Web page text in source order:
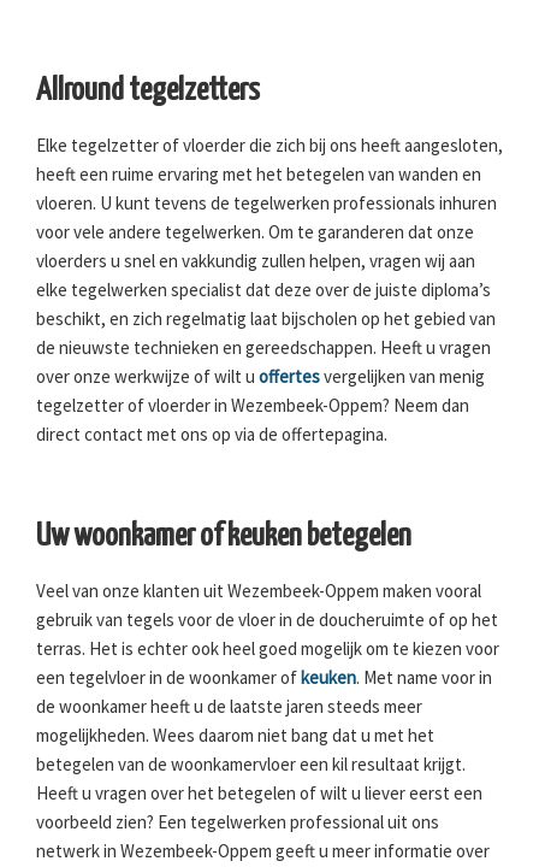
Allround tegelzetters
Elke tegelzetter of vloerder die zich bij ons heeft aangesloten,
heeft een ruime ervaring met het betegelen van wanden en
vloeren. U kunt tevens de tegelwerken professionals inhuren
voor vele andere tegelwerken. Om te garanderen dat onze
vloerders u snel en vakkundig zullen helpen, vragen wij aan
elke tegelwerken specialist dat deze over de juiste diploma’s
beschikt, en zich regelmatig laat bijscholen op het gebied van
de nieuwste technieken en gereedschappen. Heeft u vragen
over onze werkwijze of wilt u offertesvergelijken van menig
tegelzetter of vloerder in Wezembeek-Oppem? Neem dan
direct contact met ons op via de offertepagina.
Uw woonkamer of keuken betegelen
Veel van onze klanten uit Wezembeek-Oppem maken vooral
gebruik van tegels voor de vloer in de doucheruimte of op het
terras. Het is echter ook heel goed mogelijk om te kiezen voor
een tegelvloer in de woonkamer of keuken. Met name voor in
de woonkamer heeft u de laatste jaren steeds meer
mogelijkheden. Wees daarom niet bang dat u met het
betegelen van de woonkamervloer een kil resultaat krijgt.
Heeft u vragen over het betegelen of wilt u liever eerst een
voorbeeld zien? Een tegelwerken professional uit ons
netwerk in Wezembeek-Oppem geeft u meer informatie over